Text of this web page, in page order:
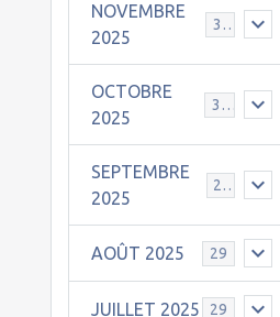
NOVEMBRE
2025
30
OCTOBRE
2025
31
SEPTEMBRE
2025
25
AOÛT 2025 29
JUILLET 2025 29